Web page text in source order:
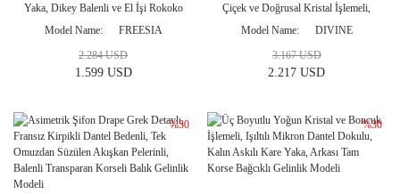
Yaka, Dikey Balenli ve El İşi Rokoko
Nakışlı Korseli, Uzun Dantel Kollu,
Bağcıklı Prenses Gelinlik Modeli
Model Name FREESIA
1.599 USD
2.284 USD
Çiçek ve Doğrusal Kristal İşlemeli,
Uzun Şeffaf Dantel Kollu, Balenli
Prenses Gelinlik Modeli
Model Name DIVINE
2.217 USD
3.167 USD
%30 %30